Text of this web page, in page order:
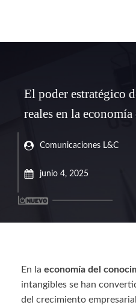
El poder estratégico
reales en la
Comunicaciones L&C
junio 4, 2025
En la economía del
intangibles se han
del crecimiento